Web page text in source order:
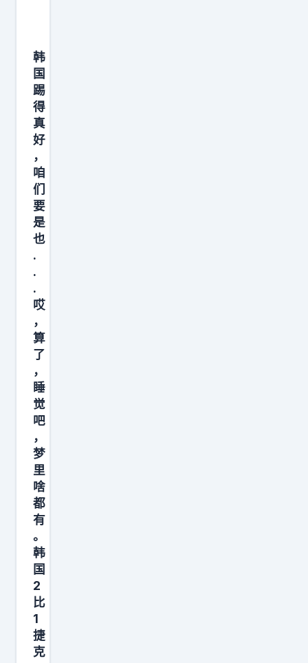
约
和
新
泽
西
人
买
走
了
，
刺
生
死
战
主
如
客
场
了
N
B
A
韩
国
踢
得
真
好
，
咱
们
要
是
也
.
.
.
哎
，
算
了
，
睡
觉
吧
，
梦
里
啥
都
有
。
韩
国
2
比
1
捷
克